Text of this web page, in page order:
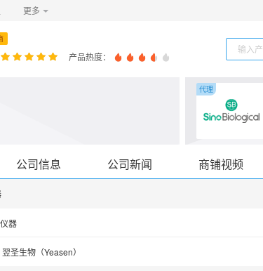
更多
产品热度：
代理
公司信息 公司新闻 商铺视频
器
翌圣生物（Yeasen）